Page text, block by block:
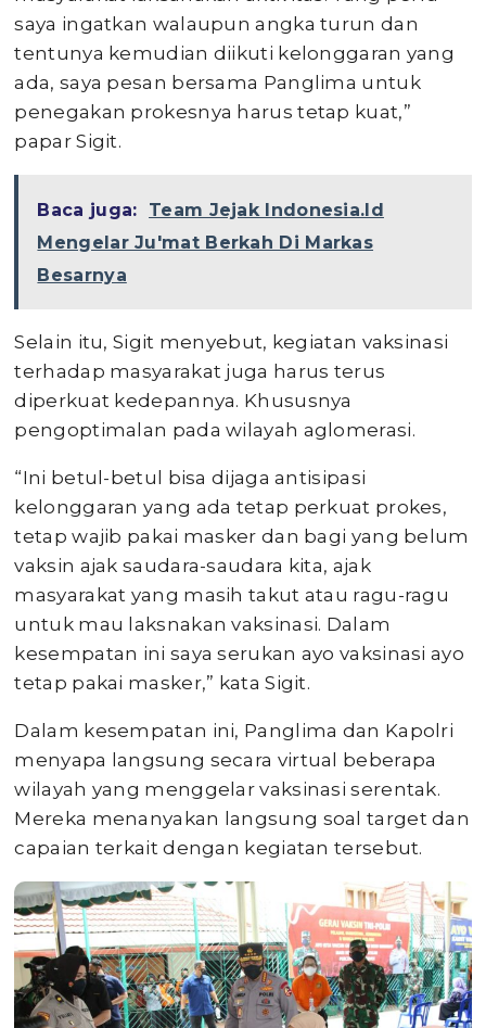
saya ingatkan walaupun angka turun dan
tentunya kemudian diikuti kelonggaran yang
ada, saya pesan bersama Panglima untuk
penegakan prokesnya harus tetap kuat,”
papar Sigit.
Baca juga:
Team Jejak Indonesia.Id
Mengelar Ju'mat Berkah Di Markas
Besarnya
Selain itu, Sigit menyebut, kegiatan vaksinasi
terhadap masyarakat juga harus terus
diperkuat kedepannya. Khususnya
pengoptimalan pada wilayah aglomerasi.
“Ini betul-betul bisa dijaga antisipasi
kelonggaran yang ada tetap perkuat prokes,
tetap wajib pakai masker dan bagi yang belum
vaksin ajak saudara-saudara kita, ajak
masyarakat yang masih takut atau ragu-ragu
untuk mau laksnakan vaksinasi. Dalam
kesempatan ini saya serukan ayo vaksinasi ayo
tetap pakai masker,” kata Sigit.
Dalam kesempatan ini, Panglima dan Kapolri
menyapa langsung secara virtual beberapa
wilayah yang menggelar vaksinasi serentak.
Mereka menanyakan langsung soal target dan
capaian terkait dengan kegiatan tersebut.